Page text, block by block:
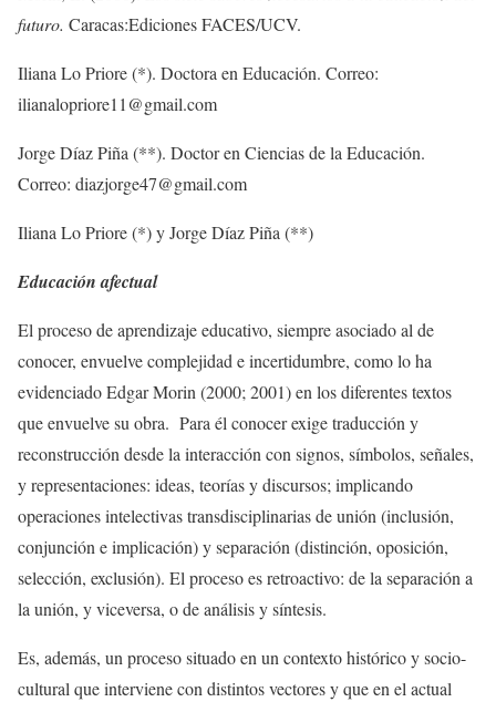
futuro. Caracas:Ediciones FACES/UCV.
Iliana Lo Priore (*). Doctora en Educación. Correo:
ilianalopriore11@gmail.com
Jorge Díaz Piña (**). Doctor en Ciencias de la Educación.
Correo: diazjorge47@gmail.com
Iliana Lo Priore (*) y Jorge Díaz Piña (**)
Educación afectual
El proceso de aprendizaje educativo, siempre asociado al de
conocer, envuelve complejidad e incertidumbre, como lo ha
evidenciado Edgar Morin (2000; 2001) en los diferentes textos
que envuelve su obra. Para él conocer exige traducción y
reconstrucción desde la interacción con signos, símbolos, señales,
y representaciones: ideas, teorías y discursos; implicando
operaciones intelectivas transdisciplinarias de unión (inclusión,
conjunción e implicación) y separación (distinción, oposición,
selección, exclusión). El proceso es retroactivo: de la separación a
la unión, y viceversa, o de análisis y síntesis.
Es, además, un proceso situado en un contexto histórico y socio-
cultural que interviene con distintos vectores y que en el actual